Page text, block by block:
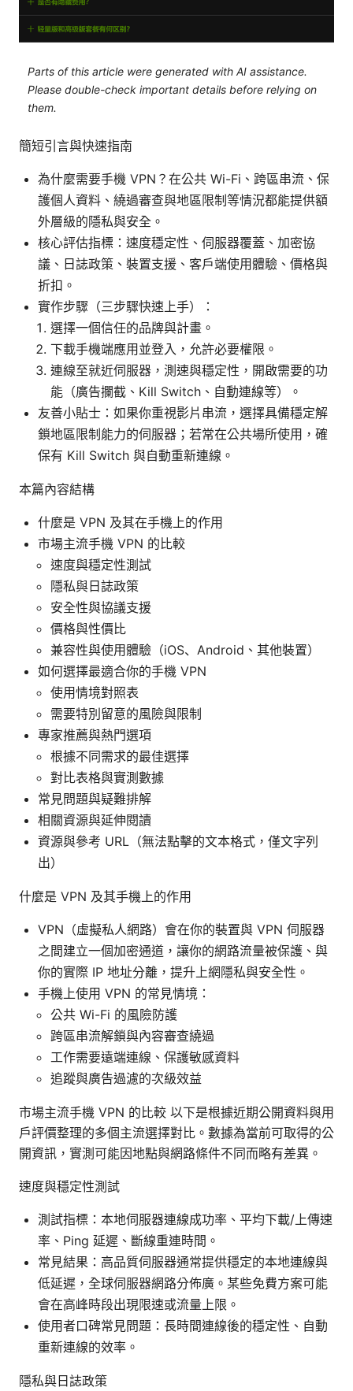
Parts of this article were generated with AI assistance.
Please double-check important details before relying on
them.
簡短引言與快速指南
為什麼需要手機 VPN？在公共 Wi-Fi、跨區串流、保
護個人資料、繞過審查與地區限制等情況都能提供額
外層級的隱私與安全。
核心評估指標：速度穩定性、伺服器覆蓋、加密協
議、日誌政策、裝置支援、客戶端使用體驗、價格與
折扣。
實作步驟（三步驟快速上手）：
選擇一個信任的品牌與計畫。
下載手機端應用並登入，允許必要權限。
連線至就近伺服器，測速與穩定性，開啟需要的功
能（廣告攔截、Kill Switch、自動連線等）。
友善小貼士：如果你重視影片串流，選擇具備穩定解
鎖地區限制能力的伺服器；若常在公共場所使用，確
保有 Kill Switch 與自動重新連線。
本篇內容結構
什麼是 VPN 及其在手機上的作用
市場主流手機 VPN 的比較
速度與穩定性測試
隱私與日誌政策
安全性與協議支援
價格與性價比
兼容性與使用體驗（iOS、Android、其他裝置）
如何選擇最適合你的手機 VPN
使用情境對照表
需要特別留意的風險與限制
專家推薦與熱門選項
根據不同需求的最佳選擇
對比表格與實測數據
常見問題與疑難排解
相關資源與延伸閱讀
資源與參考 URL（無法點擊的文本格式，僅文字列
出）
什麼是 VPN 及其手機上的作用
VPN（虛擬私人網路）會在你的裝置與 VPN 伺服器
之間建立一個加密通道，讓你的網路流量被保護、與
你的實際 IP 地址分離，提升上網隱私與安全性。
手機上使用 VPN 的常見情境：
公共 Wi-Fi 的風險防護
跨區串流解鎖與內容審查繞過
工作需要遠端連線、保護敏感資料
追蹤與廣告過濾的次級效益
市場主流手機 VPN 的比較 以下是根據近期公開資料與用
戶評價整理的多個主流選擇對比。數據為當前可取得的公
開資訊，實測可能因地點與網路條件不同而略有差異。
速度與穩定性測試
測試指標：本地伺服器連線成功率、平均下載/上傳速
率、Ping 延遲、斷線重連時間。
常見結果：高品質伺服器通常提供穩定的本地連線與
低延遲，全球伺服器網路分佈廣。某些免費方案可能
會在高峰時段出現限速或流量上限。
使用者口碑常見問題：長時間連線後的穩定性、自動
重新連線的效率。
隱私與日誌政策